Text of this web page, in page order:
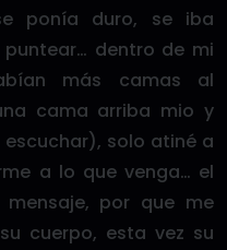
ponía duro, se iba
dentro de mi
más camas al
cama arriba mio y
solo atiné a
a lo que venga… el
por que me
cuerpo, esta vez su